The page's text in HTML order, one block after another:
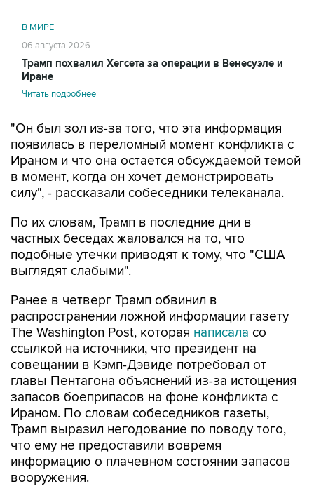
В МИРЕ
06 августа 2026
Трамп похвалил Хегсета за операции в Венесуэле и
Иране
Читать подробнее
"Он был зол из-за того, что эта информация
появилась в переломный момент конфликта с
Ираном и что она остается обсуждаемой темой
в момент, когда он хочет демонстрировать
силу", - рассказали собеседники телеканала.
По их словам, Трамп в последние дни в
частных беседах жаловался на то, что
подобные утечки приводят к тому, что "США
выглядят слабыми".
Ранее в четверг Трамп обвинил в
распространении ложной информации газету
The Washington Post, которая написала со
ссылкой на источники, что президент на
совещании в Кэмп-Дэвиде потребовал от
главы Пентагона объяснений из-за истощения
запасов боеприпасов на фоне конфликта с
Ираном. По словам собеседников газеты,
Трамп выразил негодование по поводу того,
что ему не предоставили вовремя
информацию о плачевном состоянии запасов
вооружения.